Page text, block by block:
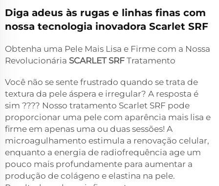
Diga adeus às rugas e linhas finas com
nossa tecnologia inovadora Scarlet SRF
Obtenha uma Pele Mais Lisa e Firme com a Nossa
Revolucionária SCARLET SRF Tratamento
Você não se sente frustrado quando se trata de
textura da pele áspera e irregular? A resposta é
sim ???? Nosso tratamento Scarlet SRF pode
proporcionar uma pele com aparência mais lisa e
firme em apenas uma ou duas sessões! A
microagulhamento estimula a renovação celular,
enquanto a energia de radiofrequência age um
pouco mais profundamente para aumentar a
produção de colágeno e elastina na pele.